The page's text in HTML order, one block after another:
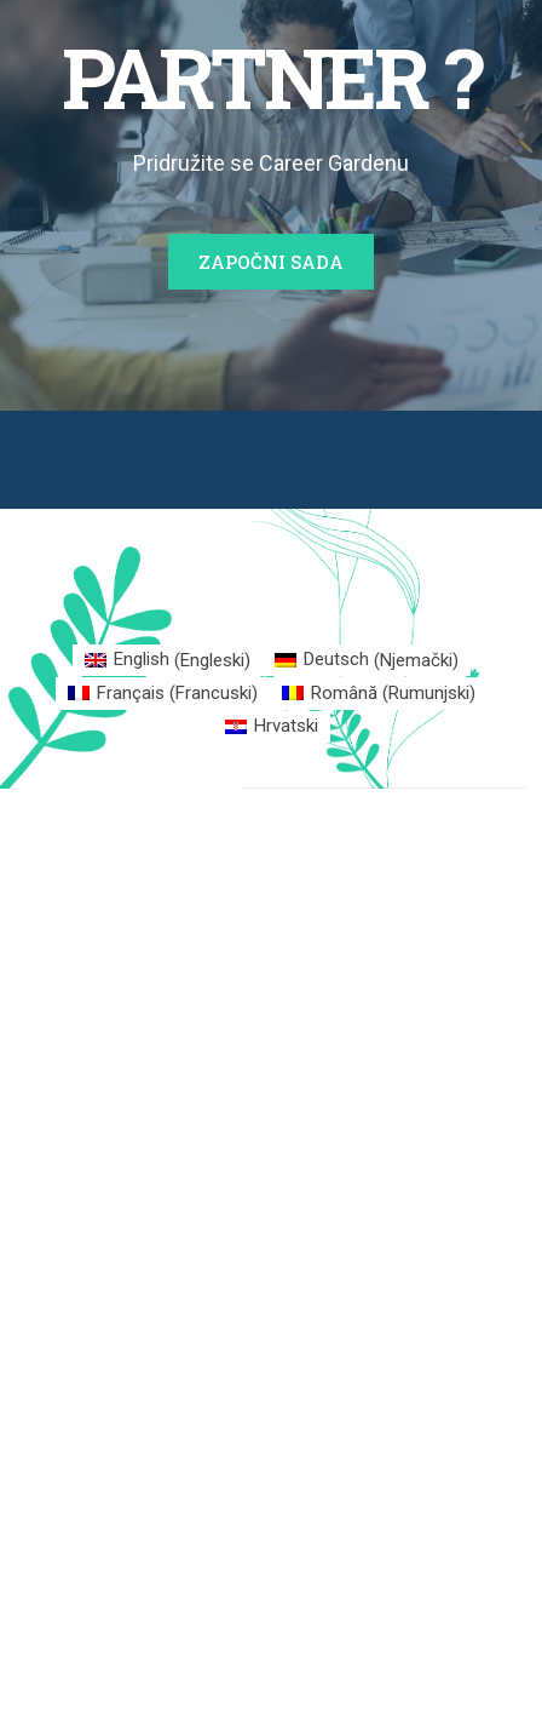
PARTNER ?
Pridružite se Career Gardenu
ZAPOČNI SADA
English (Engleski) Deutsch (Njemački)
Français (Francuski) Română(Rumunjski)
Hrvatski